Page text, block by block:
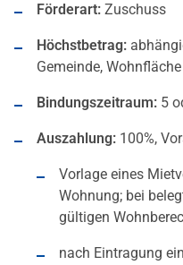
Förderart: Zuschuss
Höchstbetrag:
Gemeinde,
Bindungszeitraum: 5
Auszahlung: 100%,
Vorlage eines
Wohnung; bei
gültigen
nach Eintragung